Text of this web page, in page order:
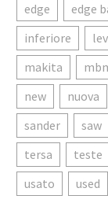
edge
edge
inferiore
makita
new
nuova
sander
saw
tersa
teste
usato
used